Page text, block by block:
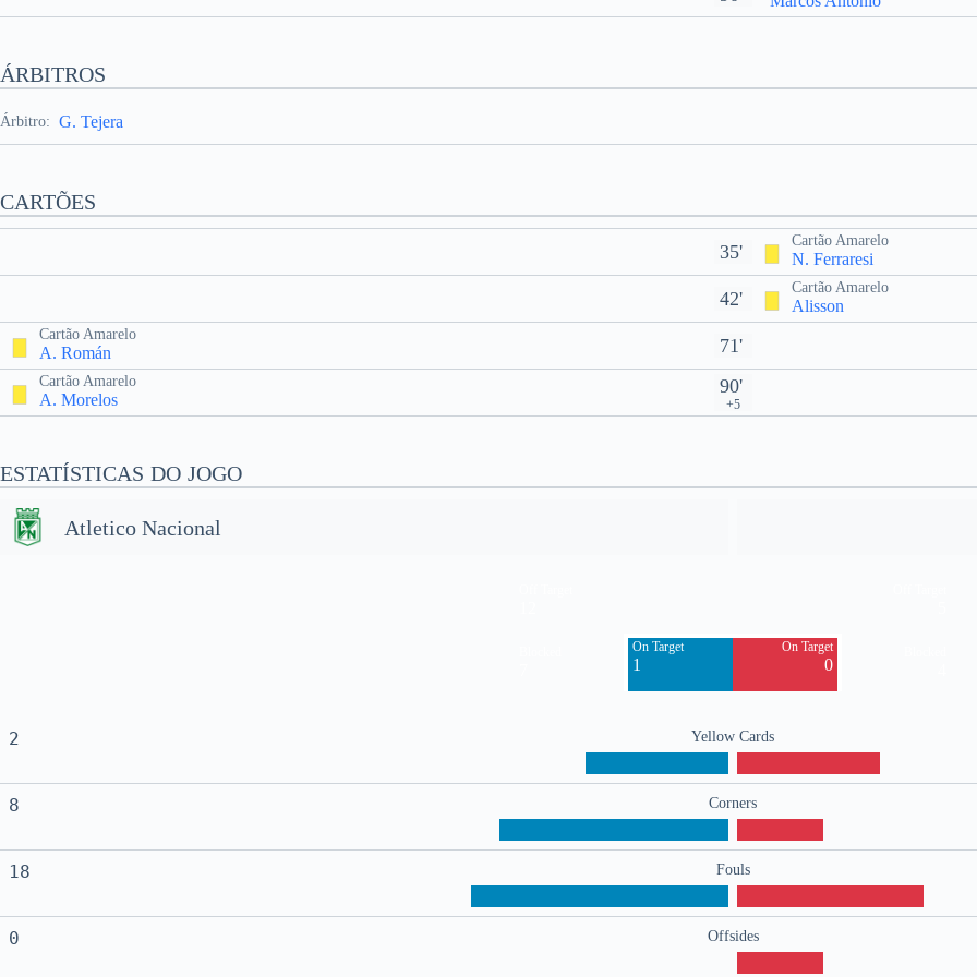
ÁRBITROS
Árbitro: G. Tejera
CARTÕES
35'
Cartão Amarelo
N. Ferraresi
42'
Cartão Amarelo
Alisson
Cartão Amarelo
A. Román 71'
Cartão Amarelo
A. Morelos
90'
+5
ESTATÍSTICAS DO JOGO
Atletico Nacional
On Target
1
On Target
0
2 Yellow Cards
8 Corners
18 Fouls
0 Offsides